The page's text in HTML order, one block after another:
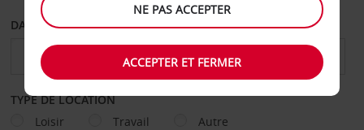
DATE DE DÉPART DATE DE RETOUR
TYPE DE LOCATION
Loisir
Travail Autre
NE PAS ACCEPTER
ACCEPTER ET FERMER